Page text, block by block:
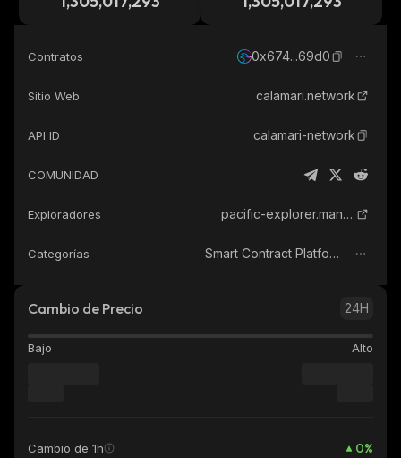
Contratos 0x674...69d0
Sitio Web calamari.network
API ID calamari-network
COMUNIDAD
Exploradores pacific-explorer.manta.network
Categorías Smart Contract Platform
Cambio de Precio 24H
Bajo Alto
Cambio de 1h 0%